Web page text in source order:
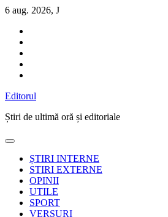
Sari
conținut
6 aug. 2026, J
Editorul
Știri de ultimă oră și editoriale
ȘTIRI INTERNE
STIRI EXTERNE
OPINII
UTILE
SPORT
VERSURI